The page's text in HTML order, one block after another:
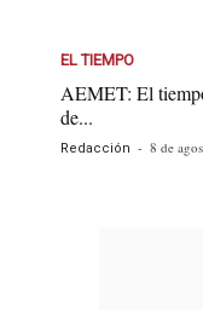
EL TIEMPO
AEMET: El
de...
Redacción - 8 de